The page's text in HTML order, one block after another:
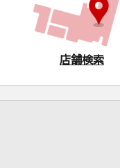
店舗検索